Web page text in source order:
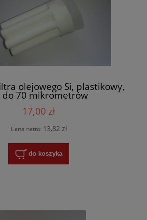
olejowego Si, plastikowy,
do 70 mikrometrów
17,00 zł
Cena netto: 13,82 zł
do koszyka